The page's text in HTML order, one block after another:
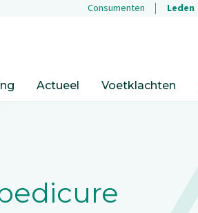
Consumenten Leden
Actueel Voetklachten